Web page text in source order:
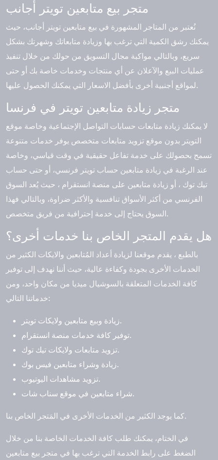
متجر بيع متابعين تويتر أجانب
نُعتبر من المتاجر المشهورة في بيع متابعين تويتر أجانب، حيث
يمكنك رشق الكمية التي ترغب بها وزيادة متابعاتك وشهرتك بشكل
سريع، وبالتالي مواكبة مجال التسويق من حولك من خلال تنفيذ
عمليات البيع والآعلان عن أي منتجات وخدمات خاصة بك أو حتى
لمواقع أجنبية أخرى بأفضل الاسعار التي يمكنك الحصول عليها.
متجر زيادة متابعين تويتر في فرنسا
لا يمكنك زيادة متابعات حسابات التواصل الإجتماعية وخاصة موقع
التويتر بدون موقع تزويد متابعات متخصص يوفر خدمات متنوعة
تسمح بحصولك على خدمة تفاعل حقيقية في وقت قياسي، وخاصة
عند الرغبة في زيادة متابعين حساب تويتر فرنسي، أو حتى حساب
تيك توك ، أو زيادة متابعين على منصة انستقرام ، حيث يُعد السوق
الفرنسي من أكثر الأسواق تنافسية والأكثر ضراوة، وبالتالي فهذا
السوق يحتاج إلى خدمة إحترافية من فريق متخصص.
هل يقدم المتجر الخاص بنا خدمات أخرى؟
بالطبع ، يقدم موقعنا لزيادة أعداد المُتابعين والايكات الكثير من
الخدمات الأخرى بجودة وكفاءة عالية، حيث أننا نهدف إلى توفير
كافة الخدمات المتعلقة بالسوشيال ميديا من مكان واحد، ومن
خدماتنا التالي:
زيادة وبيع متابعين ولايكات تويتر.
توفير كافة خدمات منصة انستقرام.
تزويد متابعات ولايكات تيك توك.
زيادة وشراء متابعين فيس بوك.
تزويد مشاهدات اليوتيوب.
شراء متابعين في موقع سناب شات.
كما يوجد الكثير من الخدمات الأخرى في المَتجر الخاص بنا.
في الختام، يمكنك طلب كافة الخدمات الخاصة بنا من خلال
الضغط على رابط الخدمة التي ترغب بها في متجر بيع متابعين